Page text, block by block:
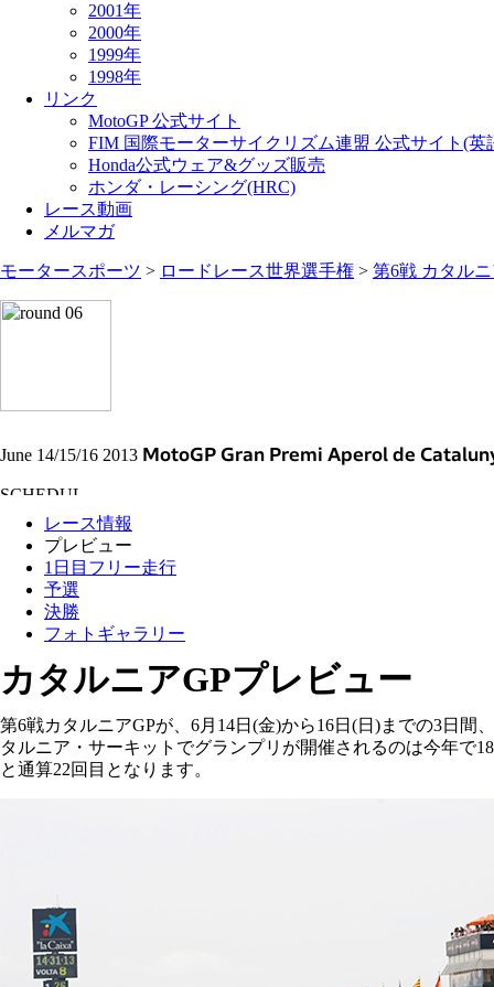
2001年
2000年
1999年
1998年
リンク
MotoGP 公式サイト
FIM 国際モーターサイクリズム連盟 公式サイト(英
Honda公式ウェア&グッズ販売
ホンダ・レーシング(HRC)
レース動画
メルマガ
モータースポーツ > ロードレース世界選手権 > 第6戦 カタル
June 14/15/16 2013 MotoGP Gran Premi Aperol de
レース情報
プレビュー
1日目フリー走行
予選
決勝
フォトギャラリー
カタルニアGPプレビュー
第6戦カタルニアGPが、6月14日(金)から16日(日)までの3日
タルニア・サーキットでグランプリが開催されるのは今年で
と通算22回目となります。